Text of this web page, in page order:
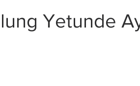
Yetunde